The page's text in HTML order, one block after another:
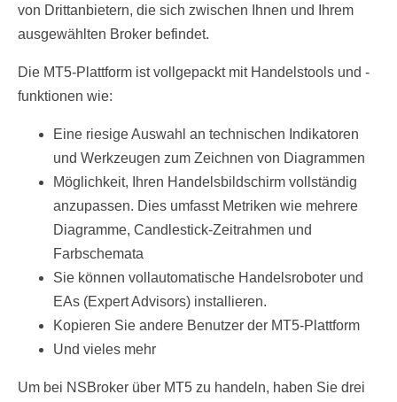
von Drittanbietern, die sich zwischen Ihnen und Ihrem
ausgewählten Broker befindet.
Die MT5-Plattform ist vollgepackt mit Handelstools und -
funktionen wie:
Eine riesige Auswahl an technischen Indikatoren
und Werkzeugen zum Zeichnen von Diagrammen
Möglichkeit, Ihren Handelsbildschirm vollständig
anzupassen. Dies umfasst Metriken wie mehrere
Diagramme, Candlestick-Zeitrahmen und
Farbschemata
Sie können vollautomatische Handelsroboter und
EAs (Expert Advisors) installieren.
Kopieren Sie andere Benutzer der MT5-Plattform
Und vieles mehr
Um bei NSBroker über MT5 zu handeln, haben Sie drei